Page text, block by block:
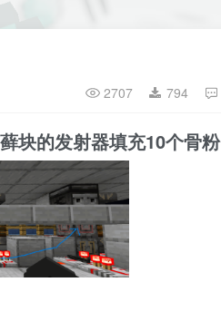
2707 794
块的发射器填充10个骨粉